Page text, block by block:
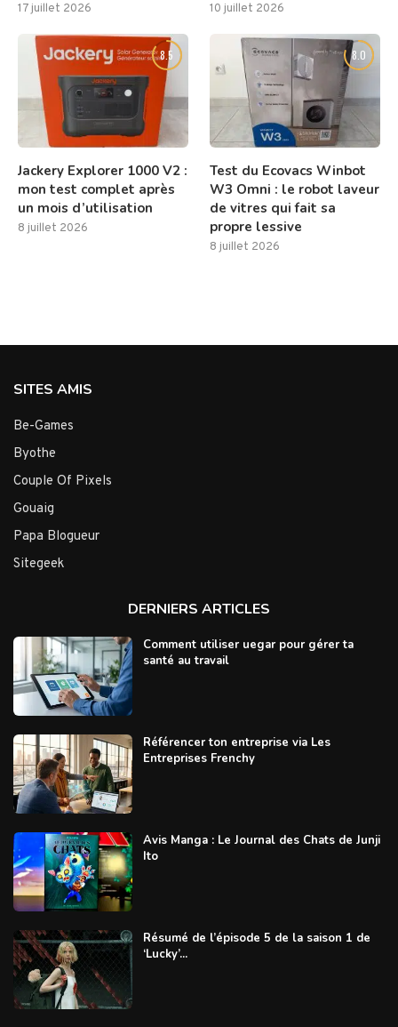
17 juillet 2026 10 juillet 2026
8.5
Jackery Explorer 1000 V2 :
mon test complet après
un mois d’utilisation
8 juillet 2026
8.0
Test du Ecovacs Winbot
W3 Omni : le robot laveur
de vitres qui fait sa
propre lessive
8 juillet 2026
SITES AMIS
Be-Games
Byothe
Couple Of Pixels
Gouaig
Papa Blogueur
Sitegeek
DERNIERS ARTICLES
Comment utiliser uegar pour gérer ta
santé au travail
Référencer ton entreprise via Les
Entreprises Frenchy
Avis Manga : Le Journal des Chats de Junji
Ito
Résumé de l’épisode 5 de la saison 1 de
‘Lucky’...